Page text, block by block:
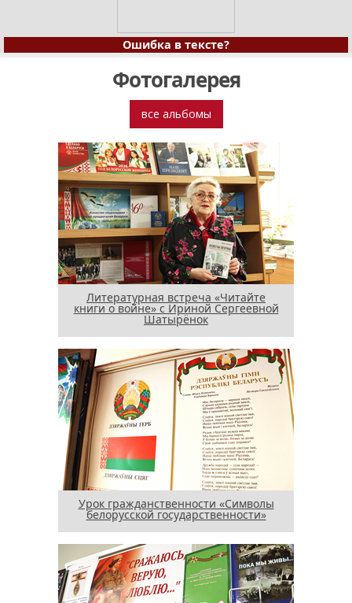
Ошибка в тексте?
Фотогалерея
все альбомы
Литературная встреча «Читайте
книги о войне» с Ириной Сергеевной
Шатырёнок
Урок гражданственности «Символы
белорусской государственности»